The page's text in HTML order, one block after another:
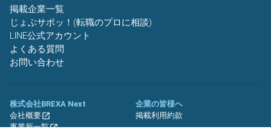
掲載企業一覧
じょぶサポッ！(転職のプロに相談)
LINE公式アカウント
よくある質問
お問い合わせ
株式会社BREXA Next
会社概要
事業所一覧
企業の皆様へ
掲載利用約款